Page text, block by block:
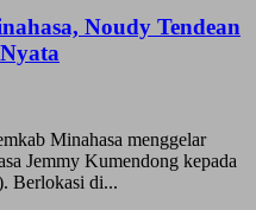
Noudy Tendean
Minahasa menggelar
Jemmy Kumendong kepada
Berlokasi di...